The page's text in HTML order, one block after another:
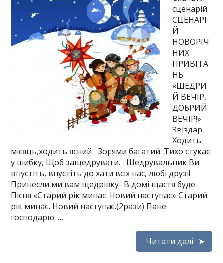
сценарій
СЦЕНАРІ
Й
НОВОРІЧ
НИХ
ПРИВІТА
НЬ
«ЩЕДРИ
Й ВЕЧІР,
ДОБРИЙ
ВЕЧІР!»
Звіздар
Ходить
місяць,ходить ясний Зорями багатий. Тихо стукає
у шибку, Щоб защедрувати. Щедрувальник Ви
впустіть, впустіть до хати всіх нас, любі друзі!
Принесли ми вам щедрівку- В домі щастя буде.
Пісня «Старий рік минає. Новий наступає» Старий
рік минає. Новий наступає.(2рази) Пане
господарю. …
Читати далі